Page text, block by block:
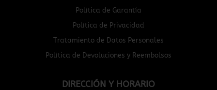
Política de Garantía
Política de Privacidad
Tratamiento de Datos Personales
Política de Devoluciones y Reembolsos
DIRECCIÓN Y HORARIO